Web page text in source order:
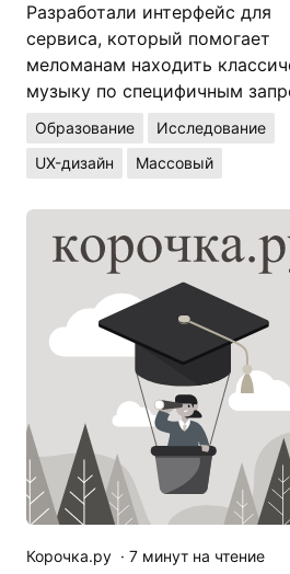
Разработали интерфейс для
сервиса, который помогает
меломанам находить
музыку по специфичным
Образование
Исследование
UX-дизайн
Массовый
Корочка.ру · 7 минут на чтение